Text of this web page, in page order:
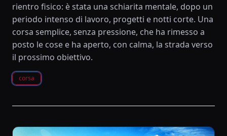
rientro fisico: è stata una schiarita mentale, dopo un
periodo intenso di lavoro, progetti e notti corte. Una
corsa semplice, senza pressione, che ha rimesso a
posto le cose e ha aperto, con calma, la strada verso
il prossimo obiettivo.
corsa